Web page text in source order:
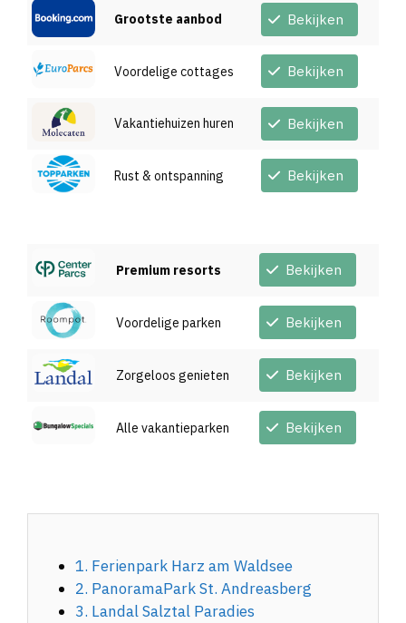
Grootste aanbod Bekijken
Voordelige cottages Bekijken
Vakantiehuizen huren Bekijken
Rust & ontspanning Bekijken
Premium resorts Bekijken
Voordelige parken Bekijken
Zorgeloos genieten Bekijken
Alle vakantieparken Bekijken
1. Ferienpark Harz am Waldsee
2. PanoramaPark St. Andreasberg
3. Landal Salztal Paradies